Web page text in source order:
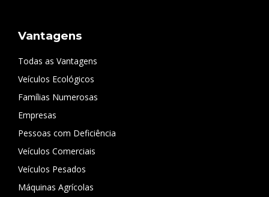
Vantagens
Todas as Vantagens
Veículos Ecológicos
Famílias Numerosas
Empresas
Pessoas com Deficiência
Veículos Comerciais
Veículos Pesados
Máquinas Agrícolas